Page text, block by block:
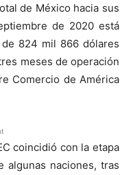
de México hacia sus
de 2020 está
824 mil 866 dólares
meses de operación
Comercio de América
coincidió con la etapa
algunas naciones, tras